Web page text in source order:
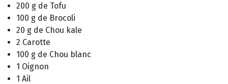
200 g de Tofu
100 g de Brocoli
20 g de Chou kale
2 Carotte
100 g de Chou blanc
1 Oignon
1 Ail